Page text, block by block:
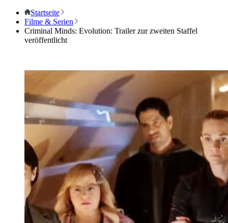
Startseite
Filme & Serien
Criminal Minds: Evolution: Trailer zur zweiten Staffel
veröffentlicht